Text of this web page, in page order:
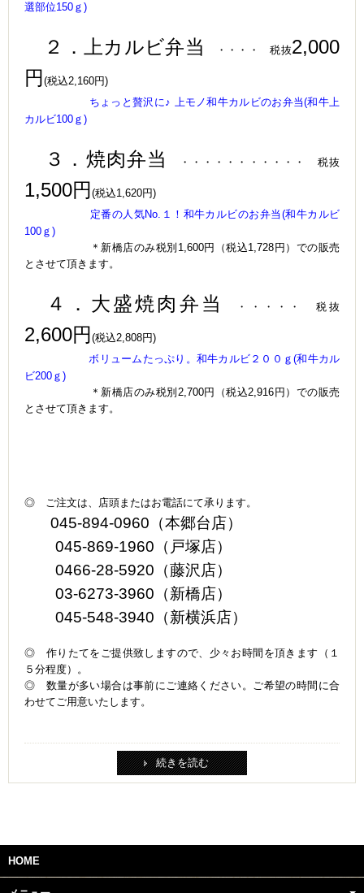
選部位150ｇ)
２．上カルビ弁当 ・・・・ 税抜2,000
円 (税込2,160円)
ちょっと贅沢に♪ 上モノ和牛カルビのお弁当(和牛上
カルビ100ｇ)
３．焼肉弁当 ・・・・・・・・・・・ 税抜
1,500円 (税込1,620円)
定番の人気No.１！和牛カルビのお弁当 (和牛カルビ
100ｇ)
＊新橋店のみ税別1,600円（税込1,728円）での販売
とさせて頂きます。
４．大盛焼肉弁当 ・・・・・ 税抜
2,600円 (税込2,808円)
ボリュームたっぷり。和牛カルビ２００ｇ(和牛カル
ビ200ｇ)
＊新橋店のみ税別2,700円（税込2,916円）での販売
とさせて頂きます。
◎ ご注文は、店頭またはお電話にて承ります。
045-894-0960（本郷台店）
045-869-1960（戸塚店）
0466-28-5920（藤沢店）
03-6273-3960（新橋店）
045-548-3940（新横浜店）
◎ 作りたてをご提供致しますので、少々お時間を頂きます（１
５分程度）。
◎ 数量が多い場合は事前にご連絡ください。ご希望の時間に合
わせてご用意いたします。
続きを読む
HOME